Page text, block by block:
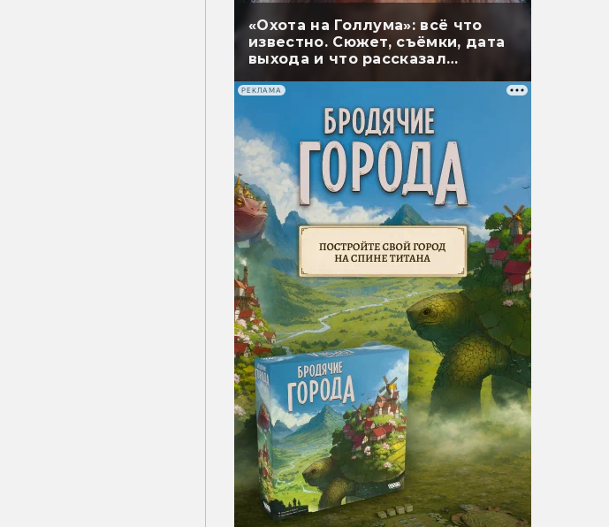
«Охота на Голлума»: всё что
известно. Сюжет, съёмки, дата
выхода и что рассказал
РЕКЛАМА